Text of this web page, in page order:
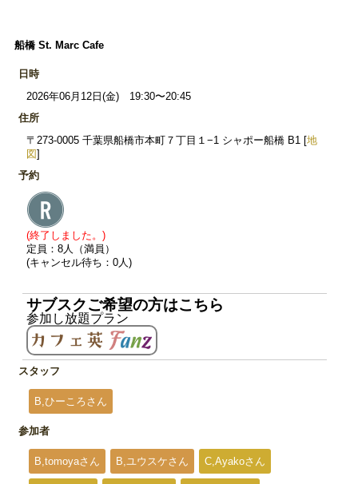
船橋 St. Marc Cafe
日時
2026年06月12日(金) 19:30〜20:45
住所
〒273-0005 千葉県船橋市本町７丁目１−1 シャポー船橋 B1 [地
図]
予約
(終了しました。)
定員：8人（満員）
(キャンセル待ち：0人)
サブスクご希望の方はこちら
参加し放題プラン
スタッフ
B,ひーころさん
参加者
B,tomoyaさん B,ユウスケさん C,Ayakoさん